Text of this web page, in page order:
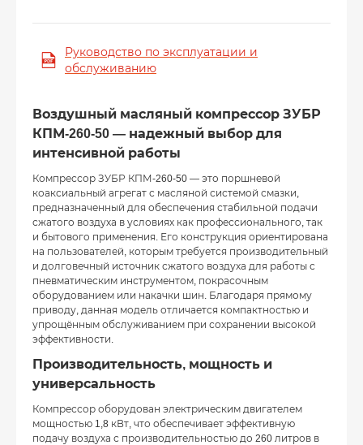
Руководство по эксплуатации и
обслуживанию
Воздушный масляный компрессор ЗУБР
КПМ-260-50 — надежный выбор для
интенсивной работы
Компрессор ЗУБР КПМ-260-50 — это поршневой
коаксиальный агрегат с масляной системой смазки,
предназначенный для обеспечения стабильной подачи
сжатого воздуха в условиях как профессионального, так
и бытового применения. Его конструкция ориентирована
на пользователей, которым требуется производительный
и долговечный источник сжатого воздуха для работы с
пневматическим инструментом, покрасочным
оборудованием или накачки шин. Благодаря прямому
приводу, данная модель отличается компактностью и
упрощённым обслуживанием при сохранении высокой
эффективности.
Производительность, мощность и
универсальность
Компрессор оборудован электрическим двигателем
мощностью 1,8 кВт, что обеспечивает эффективную
подачу воздуха с производительностью до 260 литров в